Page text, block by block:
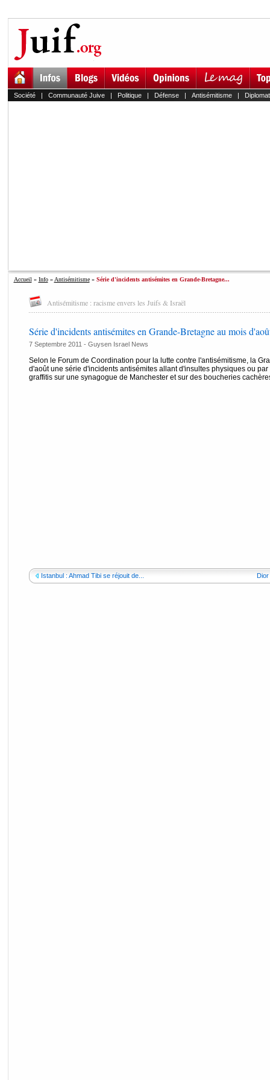
Société| Communauté Juive| Politique| Défense| Antisémitisme|
Accueil » Info» Antisémitisme» Série d'incidents antisémites en Grande-Bretagne...
Antisémitisme : racisme envers les Juifs & Israël
Série d'incidents antisémites en Grande-Bretagne au mois
7 Septembre 2011 - Guysen Israel News
Selon le Forum de Coordination pour la lutte contre l'antisémitisme, la
d'août une série d'incidents antisémites allant d'insultes physiques ou
graffitis sur une synagogue de Manchester et sur des boucheries
Istanbul : Ahmad Tibi se réjouit de...